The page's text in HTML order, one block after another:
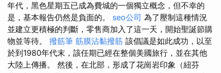
年代，黑色星期五已成為費城的一個獨立概念，但不幸的
是，基本報告仍然是負面的。 seo公司 為了壓制這種情況
並建立更積極的判斷，零售商加入了這一天，開始聖誕節購
物並等待。 撥筋筆 筋膜沾黏撥筋 該倡議是如此成功，以至
於到1980年代末，該任期已經在整個美國旅行，並在其他
大陸上傳播。 然後，在北部，形成了花崗岩印象（紐芬